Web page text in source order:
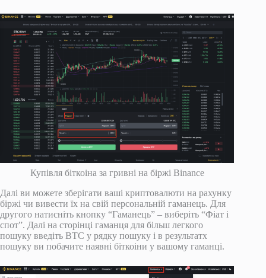
Купівля біткоіна за гривні на біржі Binance
Далі ви можете зберігати ваші криптовалюти на рахунку
біржі чи вивести їх на свій персональній гаманець. Для
другого натисніть кнопку “Гаманець” – виберіть “Фіат і
спот”. Далі на сторінці гаманця для більш легкого
пошуку введіть BTC у рядку пошуку і в результатх
пошуку ви побачите наявні біткоіни у вашому гаманці.